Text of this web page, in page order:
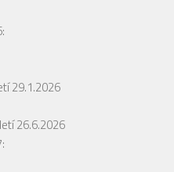
29.1.2026
26.6.2026